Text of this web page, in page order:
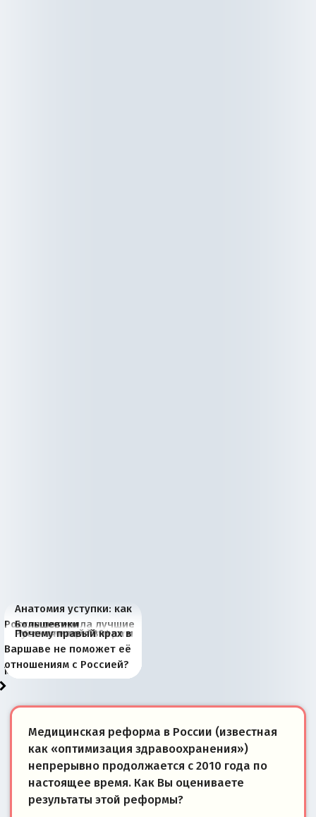
Анатомия уступки: как
Россия потеряла лучшие
рыбопромысловые
районы Баренцева
моря
Большевики
отличаются от «Яблока»
тем, что они -
победители
Киевская марионетка
Запада рассказала о
«переобувании» хозяев
В России назрели
перемены: 15 шагов к
суверенной экономике
Миграционный пожар
Европы
Россия начинает
сбрасывать балласт
Анкориджа
Россия зимой 1904
года: первые уступки во
внутренней политике
Русская нация вчера и
сегодня
Почему правый крах в
Варшаве не поможет её
отношениям с Россией?
Медицинская реформа в России (известная
как «оптимизация здравоохранения»)
непрерывно продолжается с 2010 года по
настоящее время. Как Вы оцениваете
результаты этой реформы?